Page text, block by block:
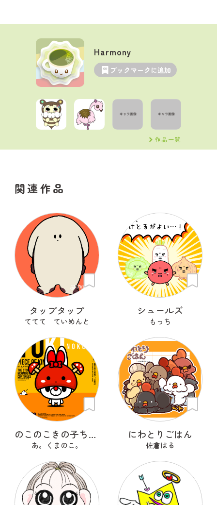
Harmony
ブックマークに追加
作品一覧
関連作品
タップタップ
ててて ていめんと
シュールズ
もっち
のこのこきの子ちゃん
あ。くまのこ。
にわとりごはん
佐倉はる